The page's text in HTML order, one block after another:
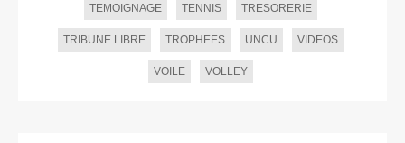
TEMOIGNAGE TENNIS TRESORERIE
TRIBUNE LIBRE TROPHEES UNCU VIDEOS
VOILE VOLLEY